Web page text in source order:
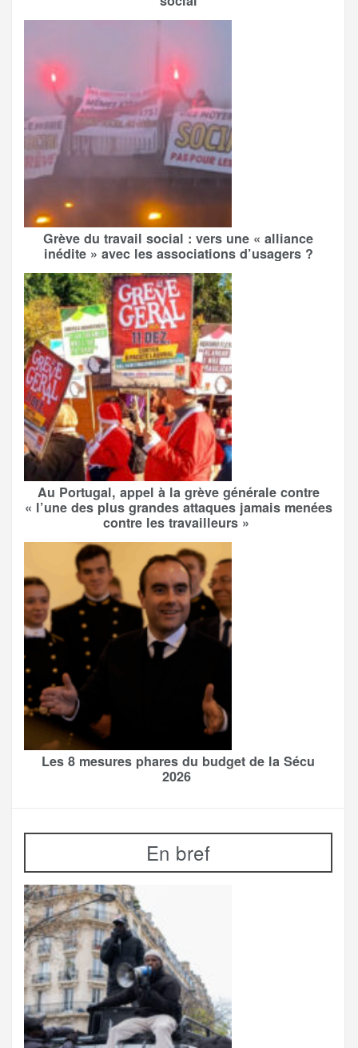
Grève du travail social : vers une « alliance
inédite » avec les associations d’usagers ?
Au Portugal, appel à la grève générale contre
« l’une des plus grandes attaques jamais menées
contre les travailleurs »
Les 8 mesures phares du budget de la Sécu
2026
En bref